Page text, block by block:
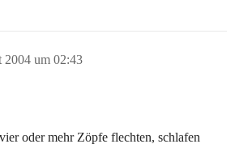
2004 um 02:43
oder mehr Zöpfe flechten, schlafen